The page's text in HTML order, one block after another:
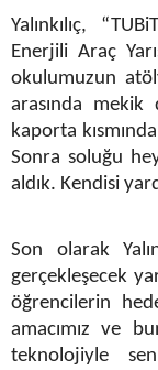
Yalınkılıç,
Enerjili Araç
okulumuzun
arasında mekik
kaporta
Sonra soluğu
aldık. Kendisi
Son olarak
gerçekleşecek
öğrencilerin
amacımız ve
teknolojiyle